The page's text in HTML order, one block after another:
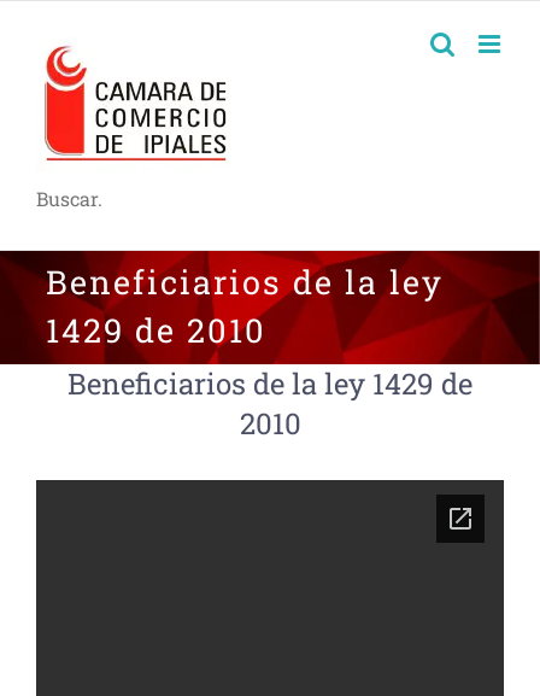
Buscar.
Beneficiarios de la ley
1429 de 2010
Beneficiarios de la ley 1429 de
2010